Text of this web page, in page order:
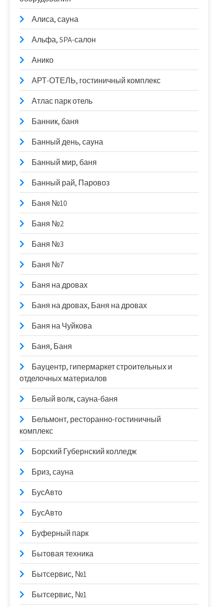
Алиса, сауна
Альфа, SPA-салон
Анико
АРТ-ОТЕЛЬ, гостиничный комплекс
Атлас парк отель
Банник, баня
Банный день, сауна
Банный мир, баня
Банный рай, Паровоз
Баня №10
Баня №2
Баня №3
Баня №7
Баня на дровах
Баня на дровах, Баня на дровах
Баня на Чуйкова
Баня, Баня
Бауцентр, гипермаркет строительных и
отделочных материалов
Белый волк, сауна-баня
Бельмонт, ресторанно-гостиничный
комплекс
Борский Губернский колледж
Бриз, сауна
БусАвто
БусАвто
Буферный парк
Бытовая техника
Бытсервис, №1
Бытсервис, №1